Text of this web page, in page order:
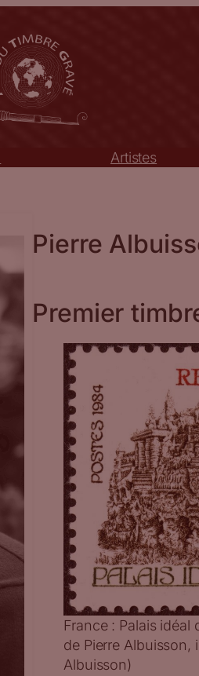
Artistes
Pierre
Premier
France : Palais
de Pierre Albuisson,
Albuisson)